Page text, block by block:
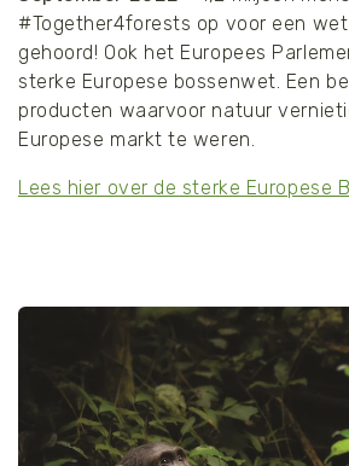
#Together4forests op voor een
gehoord! Ook het Europees
sterke Europese bossenwet. Een
producten waarvoor natuur
Europese markt te weren.
Lees hier over de sterke Europese